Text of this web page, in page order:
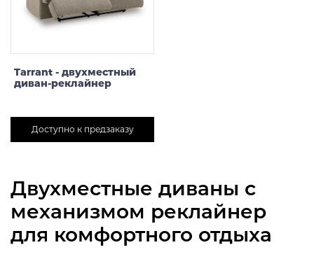
Tarrant - двухместный
диван-реклайнер
Доступно к предзаказу
Двухместные диваны с
механизмом реклайнер
для комфортного отдыха